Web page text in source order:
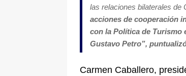
las relaciones bilaterales de
acciones de cooperación
con la Política de Turismo
Gustavo Petro”,
Carmen Caballero,